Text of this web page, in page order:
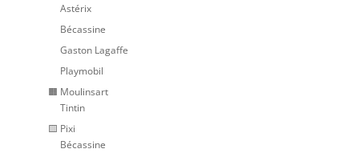
Astérix
Bécassine
Gaston Lagaffe
Playmobil
🟧 Moulinsart
Tintin
🟨 Pixi
Bécassine